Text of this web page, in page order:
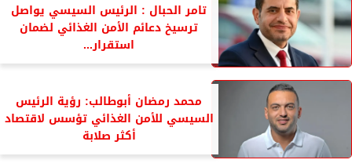
تامر الحبال : الرئيس السيسي يواصل
ترسيخ دعائم الأمن الغذائي لضمان
استقرار...
محمد رمضان أبوطالب: رؤية الرئيس
السيسي للأمن الغذائي تؤسس لاقتصاد
أكثر صلابة